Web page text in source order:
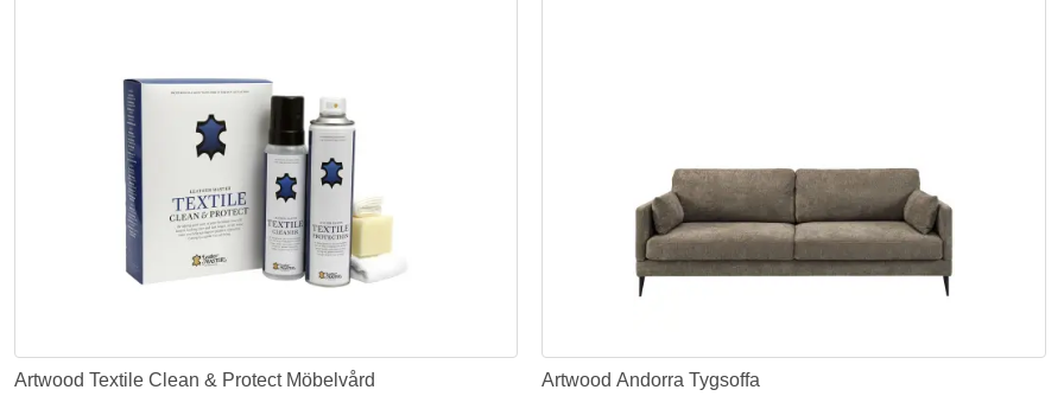
Artwood Textile Clean & Protect Möbelvård Artwood Andorra Tygsoffa